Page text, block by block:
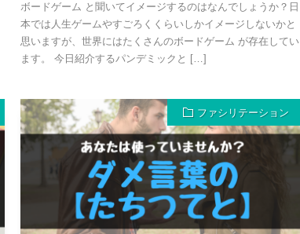
ボードゲーム と聞いてイメージするのはなんでしょうか？日
本では人生ゲームやすごろくくらいしかイメージしないかと
思いますが、世界にはたくさんのボードゲーム が存在してい
ます。 今日紹介するパンデミックと […]
ファシリテーション